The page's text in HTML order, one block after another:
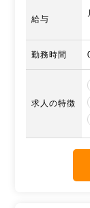
給与
勤務時間
求人の特徴